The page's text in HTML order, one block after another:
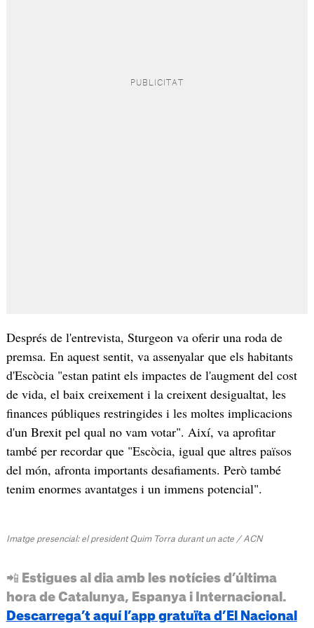
Després de l'entrevista, Sturgeon va oferir una roda de
premsa. En aquest sentit, va assenyalar que els habitants
d'Escòcia "estan patint els impactes de l'augment del cost
de vida, el baix creixement i la creixent desigualtat, les
finances públiques restringides i les moltes implicacions
d'un Brexit pel qual no vam votar". Així, va aprofitar
també per recordar que "Escòcia, igual que altres països
del món, afronta importants desafiaments. Però també
tenim enormes avantatges i un immens potencial".
Imatge presencial: el president Quim Torra durant un acte / ACN
📲 Estigues al dia amb les notícies d’última
hora de Catalunya, Espanya i Internacional.
Descarrega’t aquí l’app gratuïta d’El Nacional